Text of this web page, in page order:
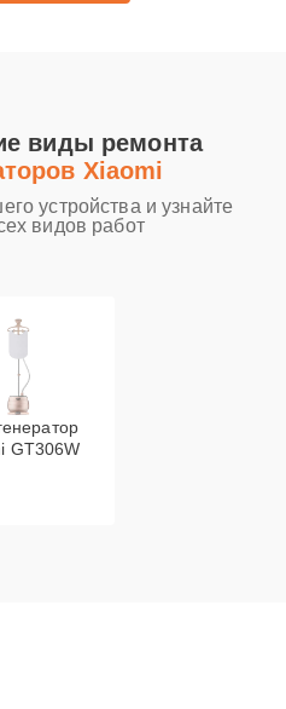
виды ремонта
Xiaomi
устройства и узнайте
видов работ
GT306W